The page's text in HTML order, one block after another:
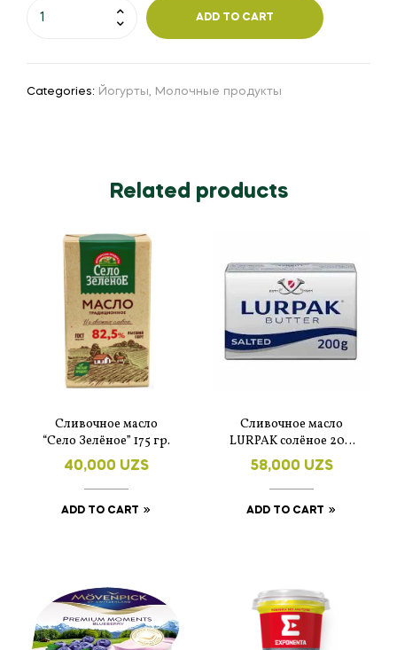
ADD TO CART
Categories: Йогурты, Молочные продукты
Related products
Сливочное масло
“Село Зелёное” 175 гр.
40,000 UZS
ADD TO CART
Сливочное масло
LURPAK солёное 200
гр.
58,000 UZS
ADD TO CART